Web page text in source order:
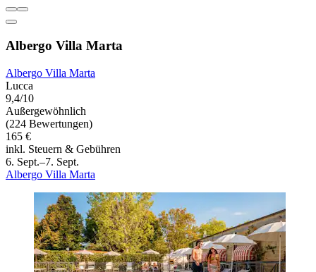
Albergo Villa Marta
Albergo Villa Marta
Lucca
9,4/10
Außergewöhnlich
(224 Bewertungen)
165 €
inkl. Steuern & Gebühren
6. Sept.–7. Sept.
Albergo Villa Marta